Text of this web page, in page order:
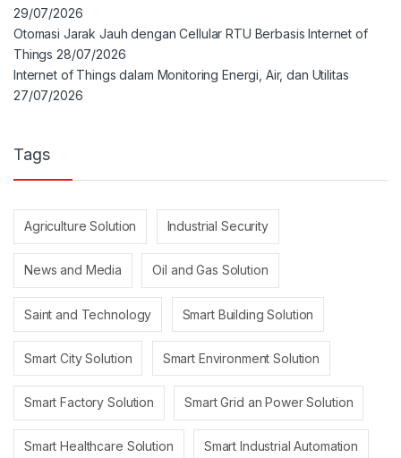
29/07/2026
Otomasi Jarak Jauh dengan Cellular RTU Berbasis Internet of
Things 28/07/2026
Internet of Things dalam Monitoring Energi, Air, dan Utilitas
27/07/2026
Tags
Agriculture Solution Industrial Security
News and Media Oil and Gas Solution
Saint and Technology Smart Building Solution
Smart City Solution Smart Environment Solution
Smart Factory Solution Smart Grid an Power Solution
Smart Healthcare Solution Smart Industrial Automation